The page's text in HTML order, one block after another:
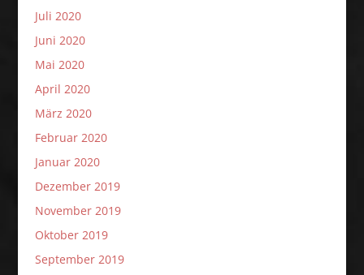
Juli 2020
Juni 2020
Mai 2020
April 2020
März 2020
Februar 2020
Januar 2020
Dezember 2019
November 2019
Oktober 2019
September 2019